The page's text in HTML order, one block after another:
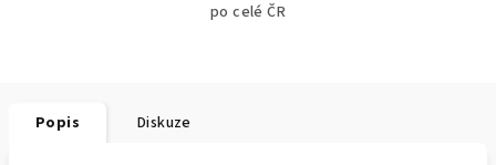
po celé ČR
Popis Diskuze